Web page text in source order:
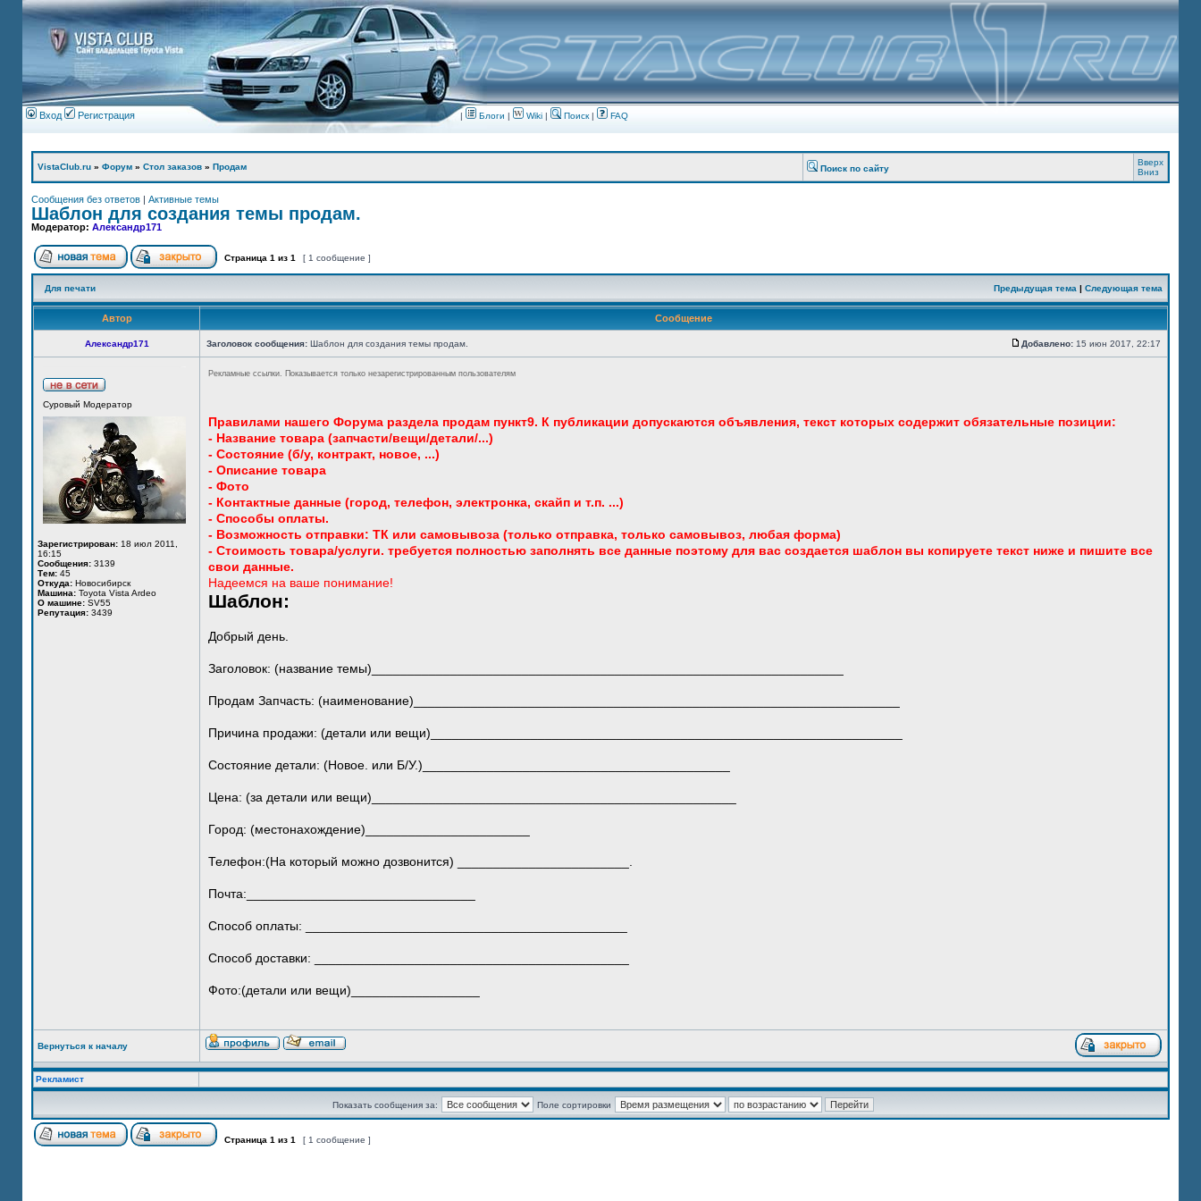
Вход Регистрация | Блоги | Wiki | Поиск| FAQ
VistaClub.ru » Форум » Стол заказов » Продам Поиск по сайту
Вверх
Вниз
Сообщения без ответов | Активные темы
Шаблон для создания темы продам.
Модератор: Александр171
Страница 1 из 1 [ 1 сообщение ]
Для печати Предыдущая тема | Следующая тема
Автор Сообщение
Александр171 Заголовок сообщения: Шаблон для создания темы продам. Добавлено: 15 июн 2017, 22:17
Суровый Модератор
Зарегистрирован: 18 июл 2011,
16:15
Сообщения: 3139
Тем: 45
Откуда: Новосибирск
Машина: Toyota Vista Ardeo
О машине: SV55
Репутация: 3439
Рекламные ссылки. Показывается только незарегистрированным пользователям
Правилами нашего Форума раздела продам пункт9. К публикации допускаются объявления, текст которых содержит обязательные позиции:
- Название товара (запчасти/вещи/детали/...)
- Состояние (б/у, контракт, новое, ...)
- Описание товара
- Фото
- Контактные данные (город, телефон, электронка, скайп и т.п. ...)
- Способы оплаты.
- Возможность отправки: ТК или самовывоза (только отправка, только самовывоз, любая форма)
- Стоимость товара/услуги. требуется полностью заполнять все данные поэтому для вас создается шаблон вы копируете текст ниже и пишите все
свои данные.
Надеемся на ваше понимание!
Шаблон:
Добрый день.
Заголовок: (название темы)__________________________________________________________________
Продам Запчасть: (наименование)____________________________________________________________________
Причина продажи: (детали или вещи)__________________________________________________________________
Состояние детали: (Новое. или Б/У.)___________________________________________
Цена: (за детали или вещи)___________________________________________________
Город: (местонахождение)_______________________
Телефон:(На который можно дозвонится) ________________________.
Почта:________________________________
Способ оплаты: _____________________________________________
Способ доставки: ____________________________________________
Фото:(детали или вещи)__________________
Вернуться к началу
Рекламист
Показать сообщения за: Поле сортировки
Страница 1 из 1 [ 1 сообщение ]